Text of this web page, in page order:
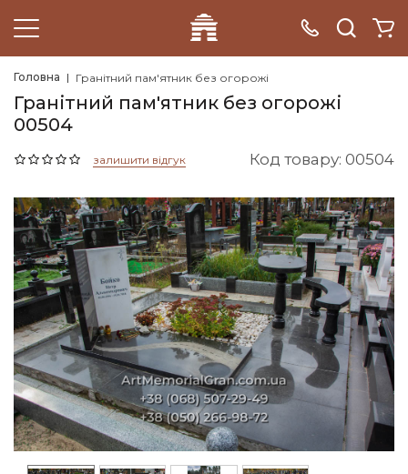
Головна Гранітний пам'ятник без огорожі
Гранітний пам'ятник без огорожі
00504
залишити відгук Код товару: 00504